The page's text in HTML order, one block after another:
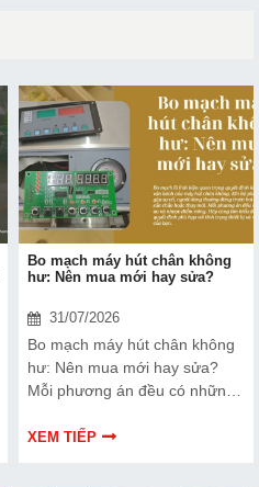
Bo mạch máy hút chân không
hư: Nên mua mới hay sửa?
31/07/2026
Bo mạch máy hút chân không
hư: Nên mua mới hay sửa?
Mỗi phương án đều có những
cùng tìm hiểu để đưa ra quyết
XEM TIẾP